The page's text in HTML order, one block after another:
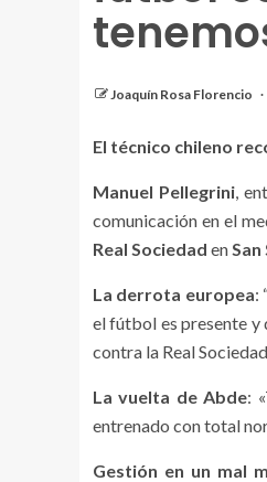
Joaquín Rosa Florencio
Manuel Pellegrini
Sant Andreu. |
El técnico chileno
Manuel Pellegrini,
comunicación en el
Real Sociedad enSan
La derrota europea:
el fútbol es presente y
contra la Real
La vuelta de Abde:
entrenado con total
Gestión en un mal